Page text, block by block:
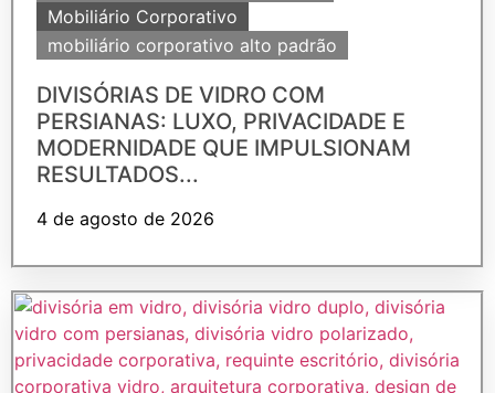
Mobiliário Corporativo
mobiliário corporativo alto padrão
DIVISÓRIAS DE VIDRO COM
PERSIANAS: LUXO, PRIVACIDADE E
MODERNIDADE QUE IMPULSIONAM
RESULTADOS...
4 de agosto de 2026